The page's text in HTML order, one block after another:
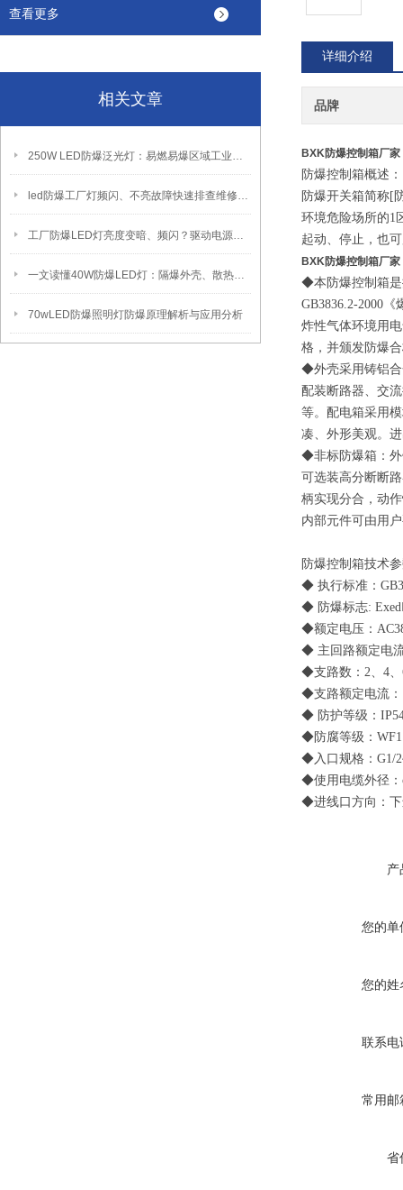
查看更多
相关文章
250W LED防爆泛光灯：易燃易爆区域工业固定照明装置
led防爆工厂灯频闪、不亮故障快速排查维修方法
工厂防爆LED灯亮度变暗、频闪？驱动电源故障检修方法
一文读懂40W防爆LED灯：隔爆外壳、散热、防爆认证原理
70wLED防爆照明灯防爆原理解析与应用分析
详细介绍
品牌
BXK防爆控制箱厂
防爆控制箱概述：
防爆开关箱简称[
环境危险场所的1
起动、停止，也
BXK防爆控制箱厂
◆本防爆控制 箱
GB3836.2-2000
炸性气体环境用
格，并颁发防爆
◆外壳采用铸铝合
配装断路器、交
等。配电箱采用
凑、外形美观。
◆非标防爆箱：外
可选装高分断断
柄实现分合，动
内部元件可由用
防爆控制 箱技术
◆ 执行标准：
◆ 防爆标志: Exed
◆额定电压：
◆ 主回路额定电
◆支路数： 2、 4、
◆支路额定电流：
◆ 防护等级：
◆防腐等级： WF1
◆入口规格： G1/
◆使用电缆外径
◆进线口方向：下
产
您的单
您的姓
联系电
常用邮
省